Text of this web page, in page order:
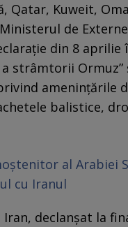
Qatar, Kuweit,
de
din 8 aprilie
strâmtorii
amenințările
balistice,
al Arabiei
cu Iranul
declanșat la